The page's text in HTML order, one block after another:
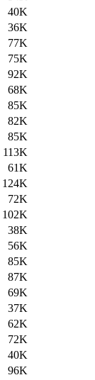
40K
36K
77K
75K
92K
68K
85K
82K
85K
113K
61K
124K
72K
102K
38K
56K
85K
87K
69K
37K
62K
72K
40K
96K